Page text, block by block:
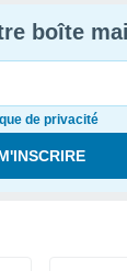
boîte mail
de privacité